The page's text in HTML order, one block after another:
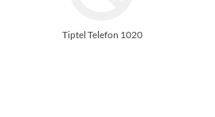
Tiptel Telefon 1020